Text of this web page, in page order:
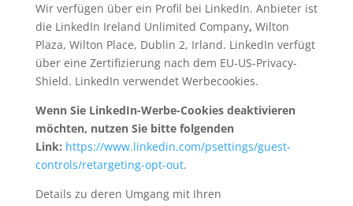
Wir verfügen über ein Profil bei LinkedIn. Anbieter ist
die LinkedIn Ireland Unlimited Company, Wilton
Plaza, Wilton Place, Dublin 2, Irland. LinkedIn verfügt
über eine Zertifizierung nach dem EU-US-Privacy-
Shield. LinkedIn verwendet Werbecookies.
Wenn Sie LinkedIn-Werbe-Cookies deaktivieren
möchten, nutzen Sie bitte folgenden
Link: https://www.linkedin.com/psettings/guest-
controls/retargeting-opt-out.
Details zu deren Umgang mit Ihren